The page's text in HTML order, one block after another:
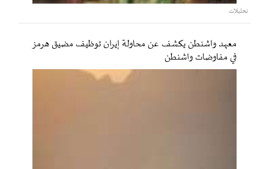
تحليلات
معهد واشنطن يكشف عن محاولة إيران توظيف مضيق هرمز
في مفاوضات واشنطن